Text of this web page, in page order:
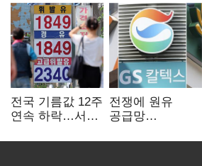
전국 기름값 12주
연속 하락…서울
전쟁에 원유
공급망
정유, 에너지안보